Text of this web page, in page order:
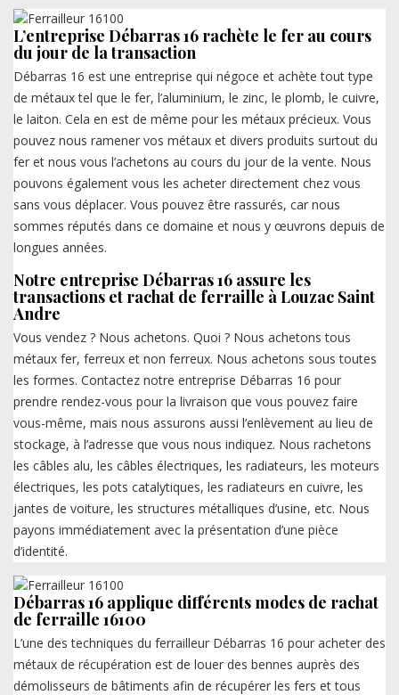
L’entreprise Débarras 16 rachète le fer au cours
du jour de la transaction
Débarras 16 est une entreprise qui négoce et achète tout type
de métaux tel que le fer, l’aluminium, le zinc, le plomb, le cuivre,
le laiton. Cela en est de même pour les métaux précieux. Vous
pouvez nous ramener vos métaux et divers produits surtout du
fer et nous vous l’achetons au cours du jour de la vente. Nous
pouvons également vous les acheter directement chez vous
sans vous déplacer. Vous pouvez être rassurés, car nous
sommes réputés dans ce domaine et nous y œuvrons depuis de
longues années.
Notre entreprise Débarras 16 assure les
transactions et rachat de ferraille à Louzac Saint
Andre
Vous vendez ? Nous achetons. Quoi ? Nous achetons tous
métaux fer, ferreux et non ferreux. Nous achetons sous toutes
les formes. Contactez notre entreprise Débarras 16 pour
prendre rendez-vous pour la livraison que vous pouvez faire
vous-même, mais nous assurons aussi l’enlèvement au lieu de
stockage, à l’adresse que vous nous indiquez. Nous rachetons
les câbles alu, les câbles électriques, les radiateurs, les moteurs
électriques, les pots catalytiques, les radiateurs en cuivre, les
jantes de voiture, les structures métalliques d’usine, etc. Nous
payons immédiatement avec la présentation d’une pièce
d’identité.
Débarras 16 applique différents modes de rachat
de ferraille 16100
L’une des techniques du ferrailleur Débarras 16 pour acheter des
métaux de récupération est de louer des bennes auprès des
démolisseurs de bâtiments afin de récupérer les fers et tous